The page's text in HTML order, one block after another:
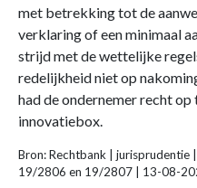
met betrekking tot de
verklaring of een minimaal
strijd met de wettelijke
redelijkheid niet op
had de ondernemer recht op
innovatiebox.
Bron: Rechtbank | jurisprudentie
19/2806 en 19/2807 | 13-08-